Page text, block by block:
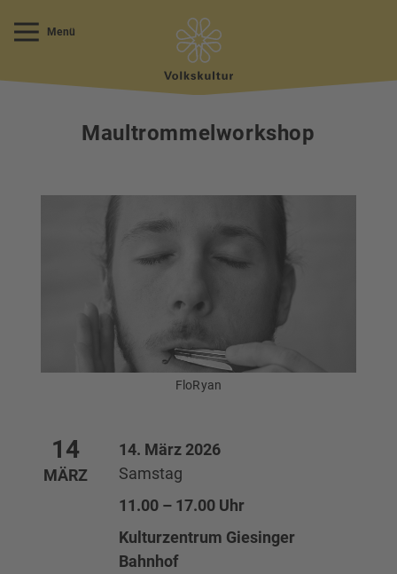
Menü
Maultrommelworkshop
FloRyan
14
MÄRZ
14. März 2026
Samstag
11.00 – 17.00 Uhr
Kulturzentrum Giesinger
Bahnhof